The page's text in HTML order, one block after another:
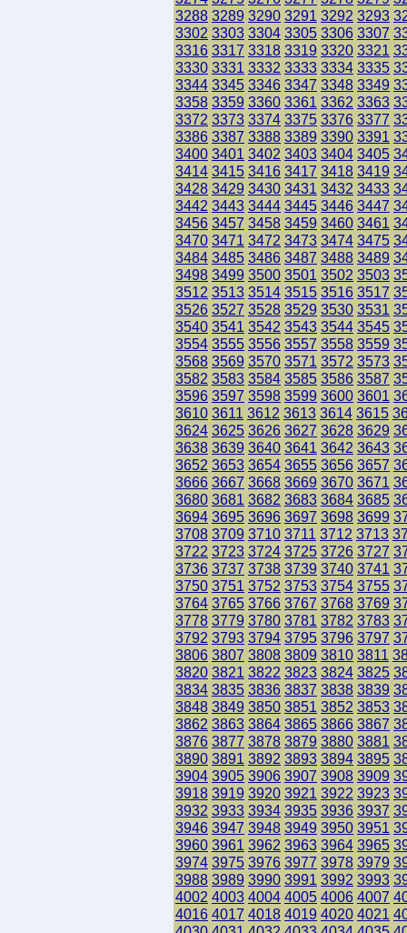
3288 3289 3290 3291 3292 3293
3302 3303 3304 3305 3306 3307
3316 3317 3318 3319 3320 3321
3330 3331 3332 3333 3334 3335
3344 3345 3346 3347 3348 3349
3358 3359 3360 3361 3362 3363
3372 3373 3374 3375 3376 3377
3386 3387 3388 3389 3390 3391
3400 3401 3402 3403 3404 3405
3414 3415 3416 3417 3418 3419
3428 3429 3430 3431 3432 3433
3442 3443 3444 3445 3446 3447
3456 3457 3458 3459 3460 3461
3470 3471 3472 3473 3474 3475
3484 3485 3486 3487 3488 3489
3498 3499 3500 3501 3502 3503
3512 3513 3514 3515 3516 3517
3526 3527 3528 3529 3530 3531
3540 3541 3542 3543 3544 3545
3554 3555 3556 3557 3558 3559
3568 3569 3570 3571 3572 3573
3582 3583 3584 3585 3586 3587
3596 3597 3598 3599 3600 3601
3610 3611 3612 3613 3614 3615
3624 3625 3626 3627 3628 3629
3638 3639 3640 3641 3642 3643
3652 3653 3654 3655 3656 3657
3666 3667 3668 3669 3670 3671
3680 3681 3682 3683 3684 3685
3694 3695 3696 3697 3698 3699
3708 3709 3710 3711 3712 3713
3722 3723 3724 3725 3726 3727
3736 3737 3738 3739 3740 3741
3750 3751 3752 3753 3754 3755
3764 3765 3766 3767 3768 3769
3778 3779 3780 3781 3782 3783
3792 3793 3794 3795 3796 3797
3806 3807 3808 3809 3810 3811
3820 3821 3822 3823 3824 3825
3834 3835 3836 3837 3838 3839
3848 3849 3850 3851 3852 3853
3862 3863 3864 3865 3866 3867
3876 3877 3878 3879 3880 3881
3890 3891 3892 3893 3894 3895
3904 3905 3906 3907 3908 3909
3918 3919 3920 3921 3922 3923
3932 3933 3934 3935 3936 3937
3946 3947 3948 3949 3950 3951
3960 3961 3962 3963 3964 3965
3974 3975 3976 3977 3978 3979
3988 3989 3990 3991 3992 3993
4002 4003 4004 4005 4006 4007
4016 4017 4018 4019 4020 4021